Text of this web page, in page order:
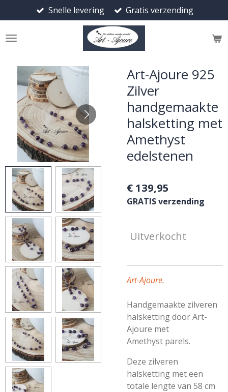
direct
naar
Snelle levering Gratis verzending
Art-Ajoure 925
Zilver
handgemaakte
halsketting met
Amethyst
edelstenen
€ 139,95
GRATIS verzending
Uitverkocht
Art-Ajoure.
Handgemaakte zilveren
halsketting door Art-
Ajoure met
Amethyst parels.
Deze zilveren
halsketting met een
totale lengte van 58 cm